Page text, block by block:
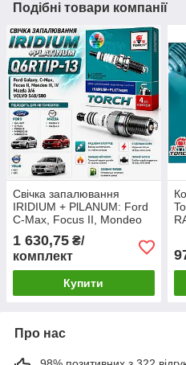
Подібні товари компанії
Свічка запалювання
IRIDIUM + PlLANUM: Ford
C-Max, Focus II, Mondeo
4 шт.) 1315691
1 630,75 ₴/
комплект
Купити
Про нас